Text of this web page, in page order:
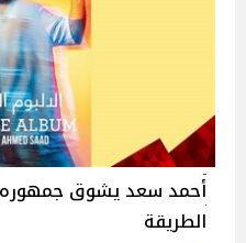
أحمد سعد يشوق جمهوره
الطريقة